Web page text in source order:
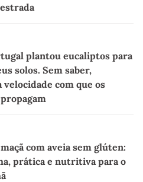
plantou eucaliptos para
solos. Sem saber,
com que os
com aveia sem glúten:
prática e nutritiva para o